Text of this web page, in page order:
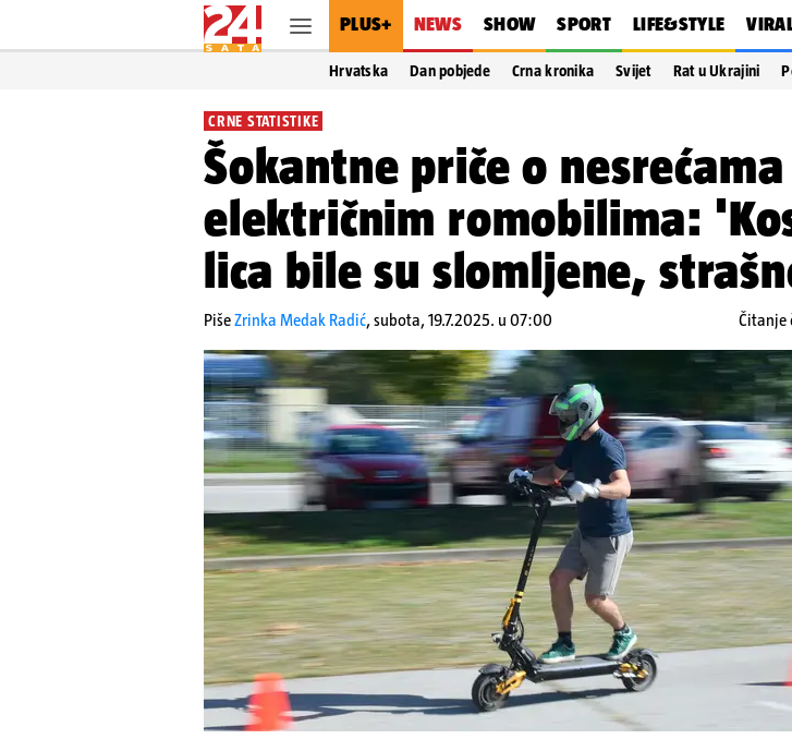
PLUS+ NEWS SHOW SPORT LIFE&STYLE
Hrvatska Dan pobjede Crna kronika Svijet Rat u Ukrajini
CRNE STATISTIKE
Šokantne priče o
električnim romobilima:
lica bile su slomljene,
PišeZrinka Medak Radić,subota, 19.7.2025. u 07:00 Čitanje